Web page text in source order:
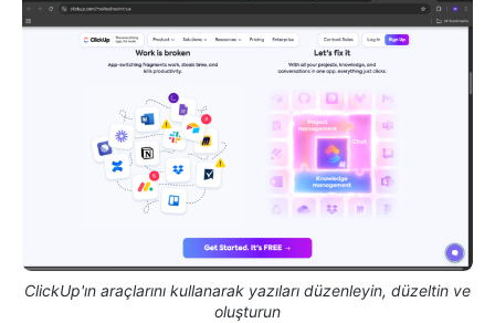
ClickUp'ın araçlarını kullanarak yazıları düzenleyin, düzeltin ve
oluşturun